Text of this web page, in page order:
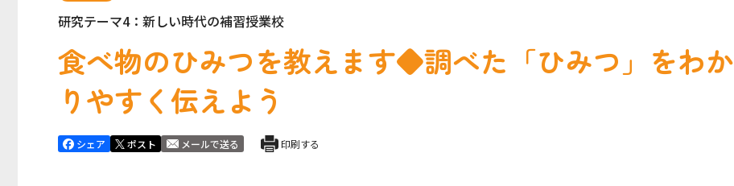
研究テーマ4：新しい時代の補習授業校
食べ物のひみつを教えます◆調べた「ひみつ」をわか
りやすく伝えよう
シェア ポスト メールで送る 印刷する